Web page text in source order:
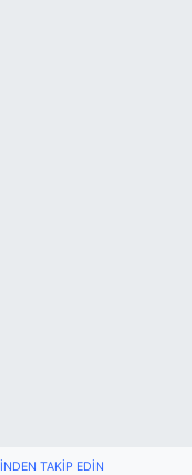
TAKIP EDIN